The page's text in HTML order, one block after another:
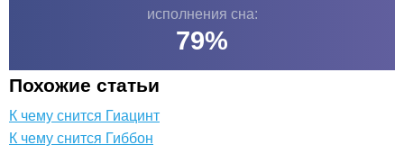
исполнения сна:
79%
Похожие статьи
К чему снится Гиацинт
К чему снится Гиббон